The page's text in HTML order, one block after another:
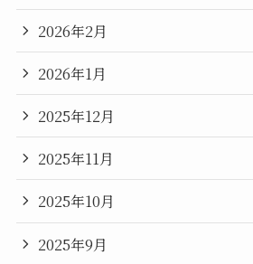
2026年2月
2026年1月
2025年12月
2025年11月
2025年10月
2025年9月